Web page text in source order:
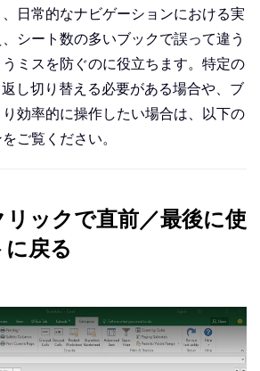
日常的なナビゲーションにおける実
シート数の多いブックで誤って違う
ミスを防ぐのに役立ちます。特定の
し切り替える必要がある場合や、ブ
効率的に操作したい場合は、以下の
ご覧ください。
ックで直前／最後に使
戻る